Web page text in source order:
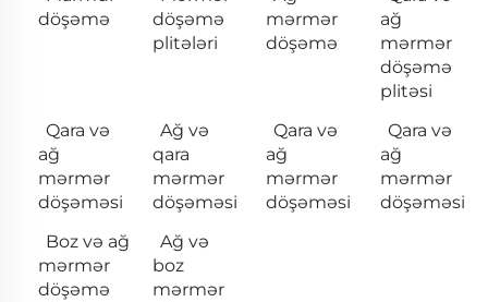
döşəmə
döşəmə
plitələri
mərmər
döşəmə
ağ
mərmər
döşəmə
plitəsi
Qara və
ağ
mərmər
döşəməsi
Ağ və
qara
mərmər
döşəməsi
Qara və
ağ
mərmər
döşəməsi
Qara və
ağ
mərmər
döşəməsi
Boz və ağ
mərmər
döşəmə
Ağ və
boz
mərmər